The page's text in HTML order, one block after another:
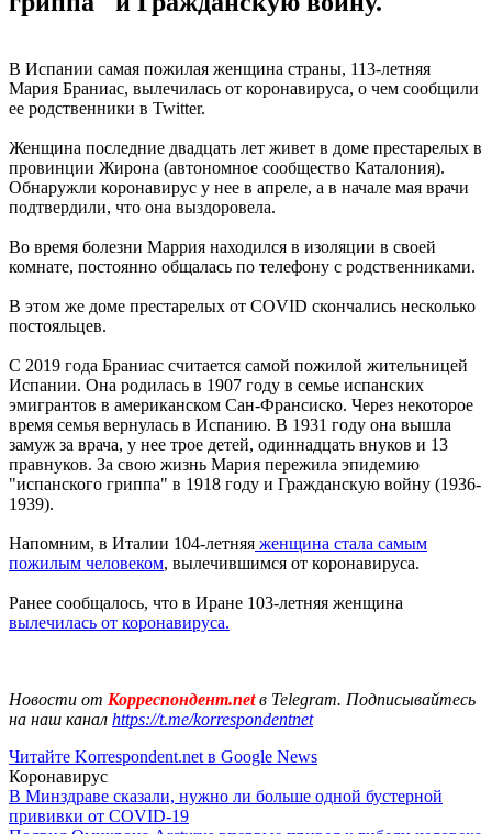
В Испании самая пожилая женщина страны, 113-летняя
Мария Браниас, вылечилась от коронавируса, о чем сообщили
ее родственники в Twitter.
Женщина последние двадцать лет живет в доме престарелых в
провинции Жирона (автономное сообщество Каталония).
Обнаружли коронавирус у нее в апреле, а в начале мая врачи
подтвердили, что она выздоровела.
Во время болезни Маррия находился в изоляции в своей
комнате, постоянно общалась по телефону с родственниками.
В этом же доме престарелых от COVID скончались несколько
постояльцев.
С 2019 года Браниас считается самой пожилой жительницей
Испании. Она родилась в 1907 году в семье испанских
эмигрантов в американском Сан-Франсиско. Через некоторое
время семья вернулась в Испанию. В 1931 году она вышла
замуж за врача, у нее трое детей, одиннадцать внуков и 13
правнуков. За свою жизнь Мария пережила эпидемию
"испанского гриппа" в 1918 году и Гражданскую войну (1936-
1939).
Напомним, в Италии 104-летняя женщина стала самым
пожилым человеком, вылечившимся от коронавируса.
Ранее сообщалось, что в Иране 103-летняя женщина
вылечилась от коронавируса.
Новости от Корреспондент.netв Telegram. Подписывайтесь
на наш канал https://t.me/korrespondentnet
Читайте Korrespondent.net в Google News
Коронавирус
В Минздраве сказали, нужно ли больше одной бустерной
прививки от COVID-19